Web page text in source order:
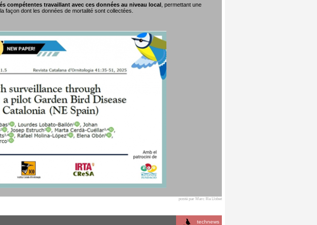
compétentes travaillant avec ces données au niveau local, permettant une
façon dont les données de mortalité sont collectées.
posté par Marc Illa Llobet
technews